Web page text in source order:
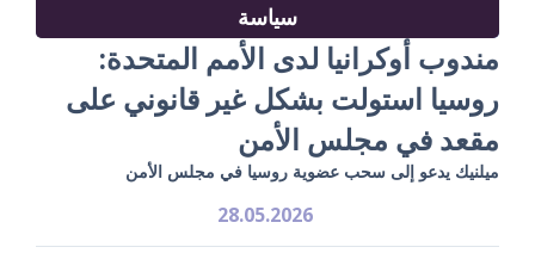
سياسة
مندوب أوكرانيا لدى الأمم المتحدة:
روسيا استولت بشكل غير قانوني على
مقعد في مجلس الأمن
ميلنيك يدعو إلى سحب عضوية روسيا في مجلس الأمن
28.05.2026